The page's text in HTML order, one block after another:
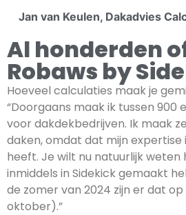
Jan van Keulen, Dakadvies
Al honderden
Robaws by
Hoeveel calculaties maak je
“Doorgaans maak ik tussen 900
voor dakdekbedrijven. Ik maak
daken, omdat dat mijn expertise
heeft. Je wilt nu natuurlijk weten
inmiddels in Sidekick gemaakt
de zomer van 2024 zijn er dat op
oktober).”